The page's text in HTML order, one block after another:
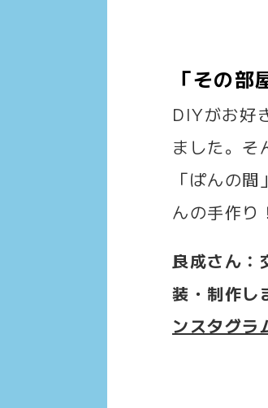
「その部
DIYがお好
ました。そ
「ぱんの
んの手作り
良成さん：
装・制作し
ンスタグラ